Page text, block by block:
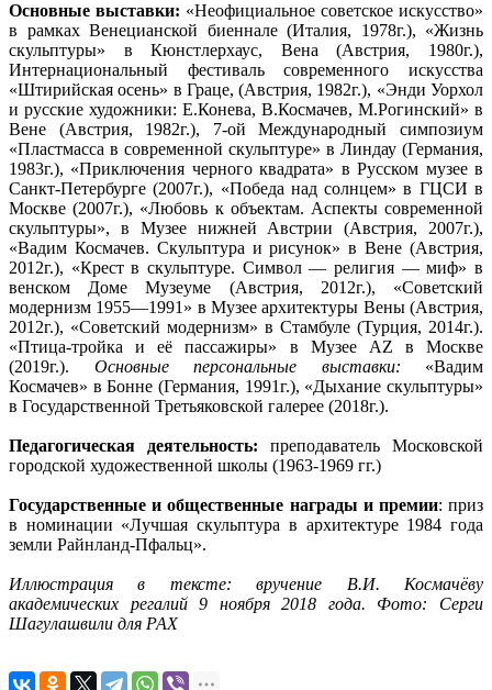
Основные выставки: «Неофициальное советское искусство»
в рамках Венецианской биеннале (Италия, 1978г.), «Жизнь
скульптуры» в Кюнстлерхаус, Вена (Австрия, 1980г.),
Интернациональный фестиваль современного искусства
«Штирийская осень» в Граце, (Австрия, 1982г.), «Энди Уорхол
и русские художники: Е.Конева, В.Космачев, М.Рогинский» в
Вене (Австрия, 1982г.), 7-ой Международный симпозиум
«Пластмасса в современной скульптуре» в Линдау (Германия,
1983г.), «Приключения черного квадрата» в Русском музее в
Санкт-Петербурге (2007г.), «Победа над солнцем» в ГЦСИ в
Москве (2007г.), «Любовь к объектам. Аспекты современной
скульптуры», в Музее нижней Австрии (Австрия, 2007г.),
«Вадим Космачев. Скульптура и рисунок» в Вене (Австрия,
2012г.), «Крест в скульптуре. Символ — религия — миф» в
венском Доме Музеуме (Австрия, 2012г.), «Советский
модернизм 1955—1991» в Музее архитектуры Вены (Австрия,
2012г.), «Советский модернизм» в Стамбуле (Турция, 2014г.).
«Птица-тройка и её пассажиры» в Музее AZ в Москве
(2019г.). Основные персональные выставки: «Вадим
Космачев» в Бонне (Германия, 1991г.), «Дыхание скульптуры»
в Государственной Третьяковской галерее (2018г.).
Педагогическая деятельность: преподаватель Московской
городской художественной школы (1963-1969 гг.)
Государственные и общественные награды и премии: приз
в номинации «Лучшая скульптура в архитектуре 1984 года
земли Райнланд-Пфальц».
Иллюстрация в тексте: вручение В.И. Космачёву
академических регалий 9 ноября 2018 года. Фото: Серги
Шагулашвили для РАХ